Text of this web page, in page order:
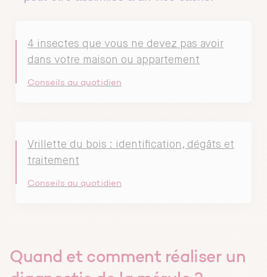
4 insectes que vous ne devez pas avoir
dans votre maison ou appartement
Conseils au quotidien
Vrillette du bois : identification, dégâts et
traitement
Conseils au quotidien
Quand et comment réaliser un